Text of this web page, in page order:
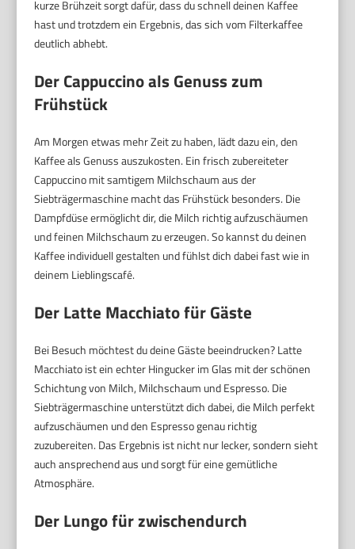
kurze Brühzeit sorgt dafür, dass du schnell deinen Kaffee
hast und trotzdem ein Ergebnis, das sich vom Filterkaffee
deutlich abhebt.
Der Cappuccino als Genuss zum
Frühstück
Am Morgen etwas mehr Zeit zu haben, lädt dazu ein, den
Kaffee als Genuss auszukosten. Ein frisch zubereiteter
Cappuccino mit samtigem Milchschaum aus der
Siebträgermaschine macht das Frühstück besonders. Die
Dampfdüse ermöglicht dir, die Milch richtig aufzuschäumen
und feinen Milchschaum zu erzeugen. So kannst du deinen
Kaffee individuell gestalten und fühlst dich dabei fast wie in
deinem Lieblingscafé.
Der Latte Macchiato für Gäste
Bei Besuch möchtest du deine Gäste beeindrucken? Latte
Macchiato ist ein echter Hingucker im Glas mit der schönen
Schichtung von Milch, Milchschaum und Espresso. Die
Siebträgermaschine unterstützt dich dabei, die Milch perfekt
aufzuschäumen und den Espresso genau richtig
zuzubereiten. Das Ergebnis ist nicht nur lecker, sondern sieht
auch ansprechend aus und sorgt für eine gemütliche
Atmosphäre.
Der Lungo für zwischendurch